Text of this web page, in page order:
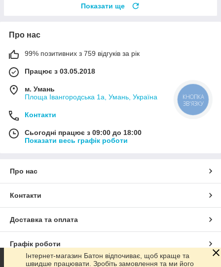
Показати ще
Про нас
99% позитивних з 759 відгуків за рік
Працює з 03.05.2018
м. Умань
Площа Івангородська 1а, Умань, Україна
Контакти
Сьогодні працює з 09:00 до 18:00
Показати весь графік роботи
Про нас
Контакти
Доставка та оплата
Графік роботи
Інтернет-магазин Батон відпочиває, щоб краще та
швидше працювати. Зробіть замовлення та ми його
КНОПКА
ЗВ'ЯЗКУ